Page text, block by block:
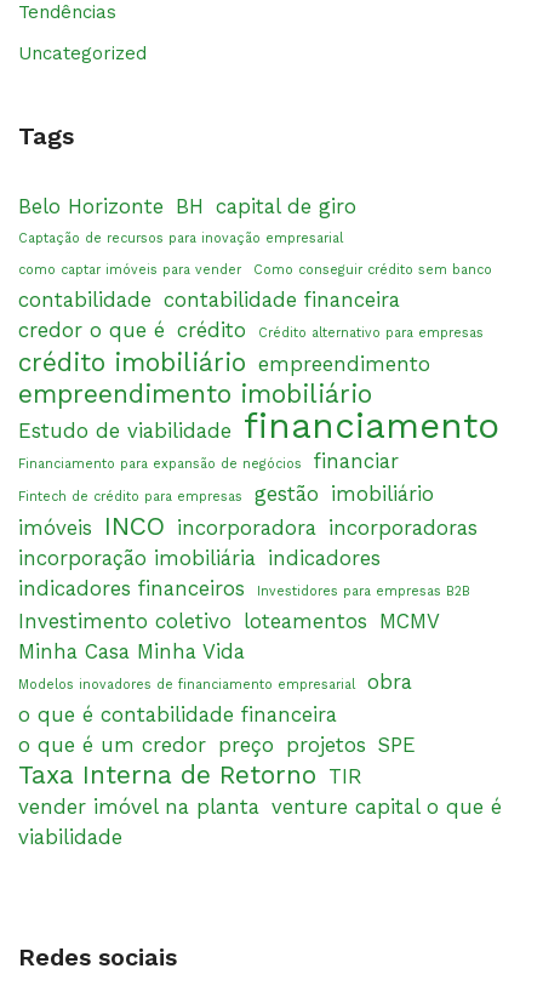
Tendências
Uncategorized
Tags
Belo Horizonte BH capital de giro
Captação de recursos para inovação empresarial
como captar imóveis para vender
Como conseguir crédito sem banco
contabilidade contabilidade financeira
credor o que é crédito Crédito alternativo para empresas
crédito imobiliário empreendimento
empreendimento imobiliário
Estudo de viabilidade financiamento
Financiamento para expansão de negócios financiar
Fintech de crédito para empresas gestão imobiliário
imóveis
INCO incorporadora incorporadoras
incorporação imobiliária indicadores
indicadores financeiros
Investidores para empresas B2B
Investimento coletivo loteamentos MCMV
Minha Casa Minha Vida
Modelos inovadores de financiamento empresarial
obra
o que é contabilidade financeira
o que é um credor preço projetos SPE
Taxa Interna de Retorno TIR
vender imóvel na planta venture capital o que é
viabilidade
Redes sociais